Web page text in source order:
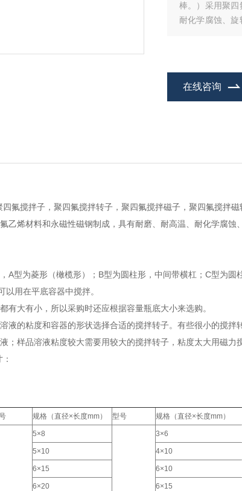
棒。）采用聚四
耐化学腐蚀、旋
在线咨询
四氟搅拌子，聚四氟搅拌转子，聚四氟搅拌磁子，聚四氟搅拌
乙烯材料和永磁性磁钢制成，具有耐磨、耐高温、耐化学腐
A型为菱形（橄榄形）；B型为圆柱形，中间带横杠；C型为圆
用在平底容器中搅拌。
有大有小，所以采购时还应根据容量瓶底大小来选购。
液的粘度和容器的形状选择合适的搅拌转子。有些很小的搅
；样品溶液粘度较大需要用较大的搅拌转子，粘度太大用磁力
规格（直径×长度mm） 型号 规格（直径×长度mm）
5×8 3×6
5×10 4×10
6×15 6×10
6×20 6×15